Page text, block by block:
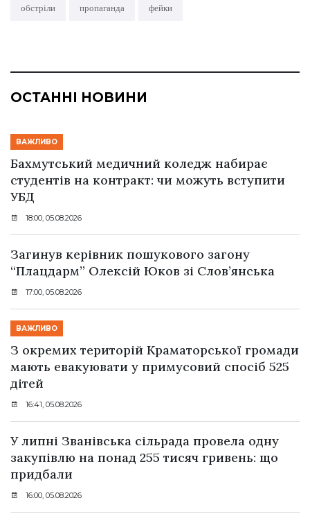
обстріли пропаганда фейки
ОСТАННІ НОВИНИ
ВАЖЛИВО
Бахмутський медичний коледж набирає
студентів на контракт: чи можуть вступити
УБД
18:00, 05.08.2026
Загинув керівник пошукового загону
“Плацдарм” Олексій Юков зі Слов’янська
17:00, 05.08.2026
ВАЖЛИВО
З окремих територій Краматорської громади
мають евакуювати у примусовий спосіб 525
дітей
16:41, 05.08.2026
У липні Званівська сільрада провела одну
закупівлю на понад 255 тисяч гривень: що
придбали
16:00, 05.08.2026